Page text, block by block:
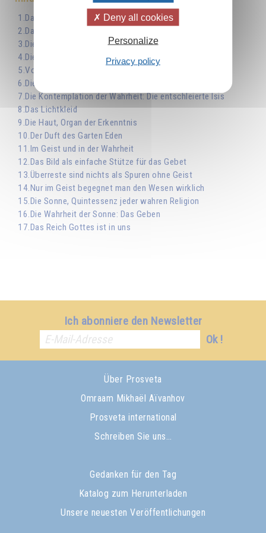
1.Das Gerüst des Universums
2.Das Göttliche Amt für Gewichte und Maße
3.Die Verbindung mit dem Zentrum
4.Die Eroberung des Gipfels
5.Von der Vielfalt zur Einheit
6.Die Errichtung des Gebäudes
7.Die Kontemplation der Wahrheit: Die entschleierte Isis
8.Das Lichtkleid
9.Die Haut, Organ der Erkenntnis
10.Der Duft des Garten Eden
11.Im Geist und in der Wahrheit
12.Das Bild als einfache Stütze für das Gebet
13.Überreste sind nichts als Spuren ohne Geist
14.Nur im Geist begegnet man den Wesen wirklich
15.Die Sonne, Quintessenz jeder wahren Religion
16.Die Wahrheit der Sonne: Das Geben
17.Das Reich Gottes ist in uns
Ich abonniere den Newsletter
Ok !
Über Prosveta
Omraam Mikhaël Aïvanhov
Prosveta international
Schreiben Sie uns…
Gedanken für den Tag
Katalog zum Herunterladen
Unsere neuesten Veröffentlichungen
Deny all cookies
Personalize
Privacy policy